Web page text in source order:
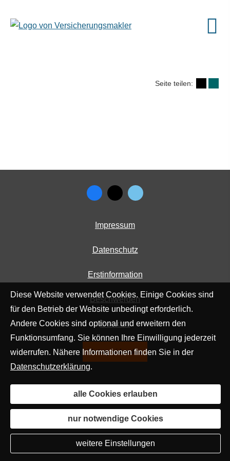
Seite teilen:
Impressum
Datenschutz
Erstinformation
Beschwerden
Cookies
Vertrag widerrufen
Diese Website verwendet Cookies. Einige Cookies sind
für den Betrieb der Website unbedingt erforderlich.
Andere Cookies sind optional und erweitern den
Funktionsumfang. Sie können Ihre Einwilligung jederzeit
widerrufen. Nähere Informationen finden Sie in der
Datenschutzerklärung.
alle Cookies erlauben
nur notwendige Cookies
weitere Einstellungen